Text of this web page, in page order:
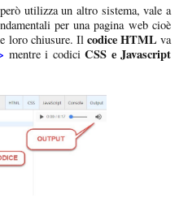
utilizza un altro sistema, vale a
per una pagina web cioè
loro chiusure. Il codice HTMLva
mentre i codiciCSS e Javascript